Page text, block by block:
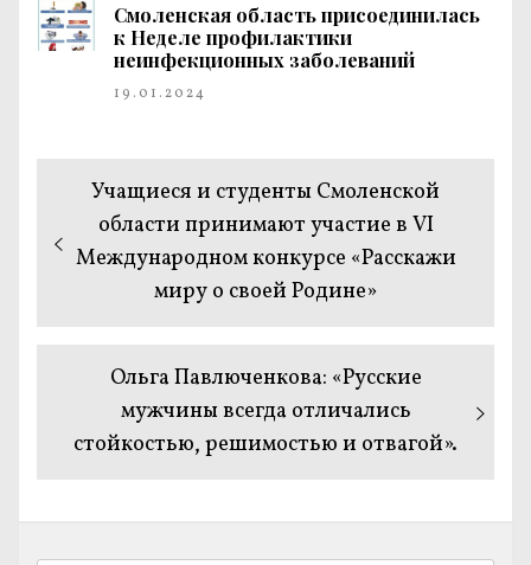
Смоленская область присоединилась
к Неделе профилактики
неинфекционных заболеваний
19.01.2024
Навигация
записям
Предыдущая
запись:
Учащиеся и студенты Смоленской
области принимают участие в VI
Международном конкурсе «Расскажи
миру о своей Родине»
Следующая
запись:
Ольга Павлюченкова: «Русские
мужчины всегда отличались
стойкостью, решимостью и отвагой».